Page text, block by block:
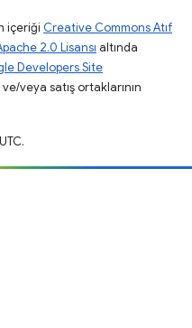
içeriği Creative Commons Atıf
2.0 Lisansı altında
Developers Site
veya satış ortaklarının